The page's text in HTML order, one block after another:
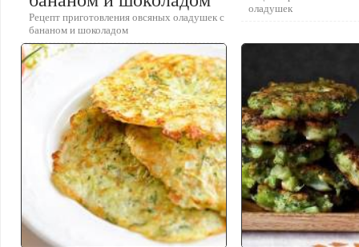
Рецепт приготовления овсяных оладушек с
бананом и шоколадом
оладушек